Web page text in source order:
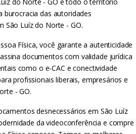
burocracia das autoridades
São Luíz do Norte - GO.
Física, você garante a autenticidade
documentos com validade jurídica
como o e-CAC e conectividade
profissionais liberais, empresários e
- GO.
desnecessários em São Luíz
da videoconferência e compre